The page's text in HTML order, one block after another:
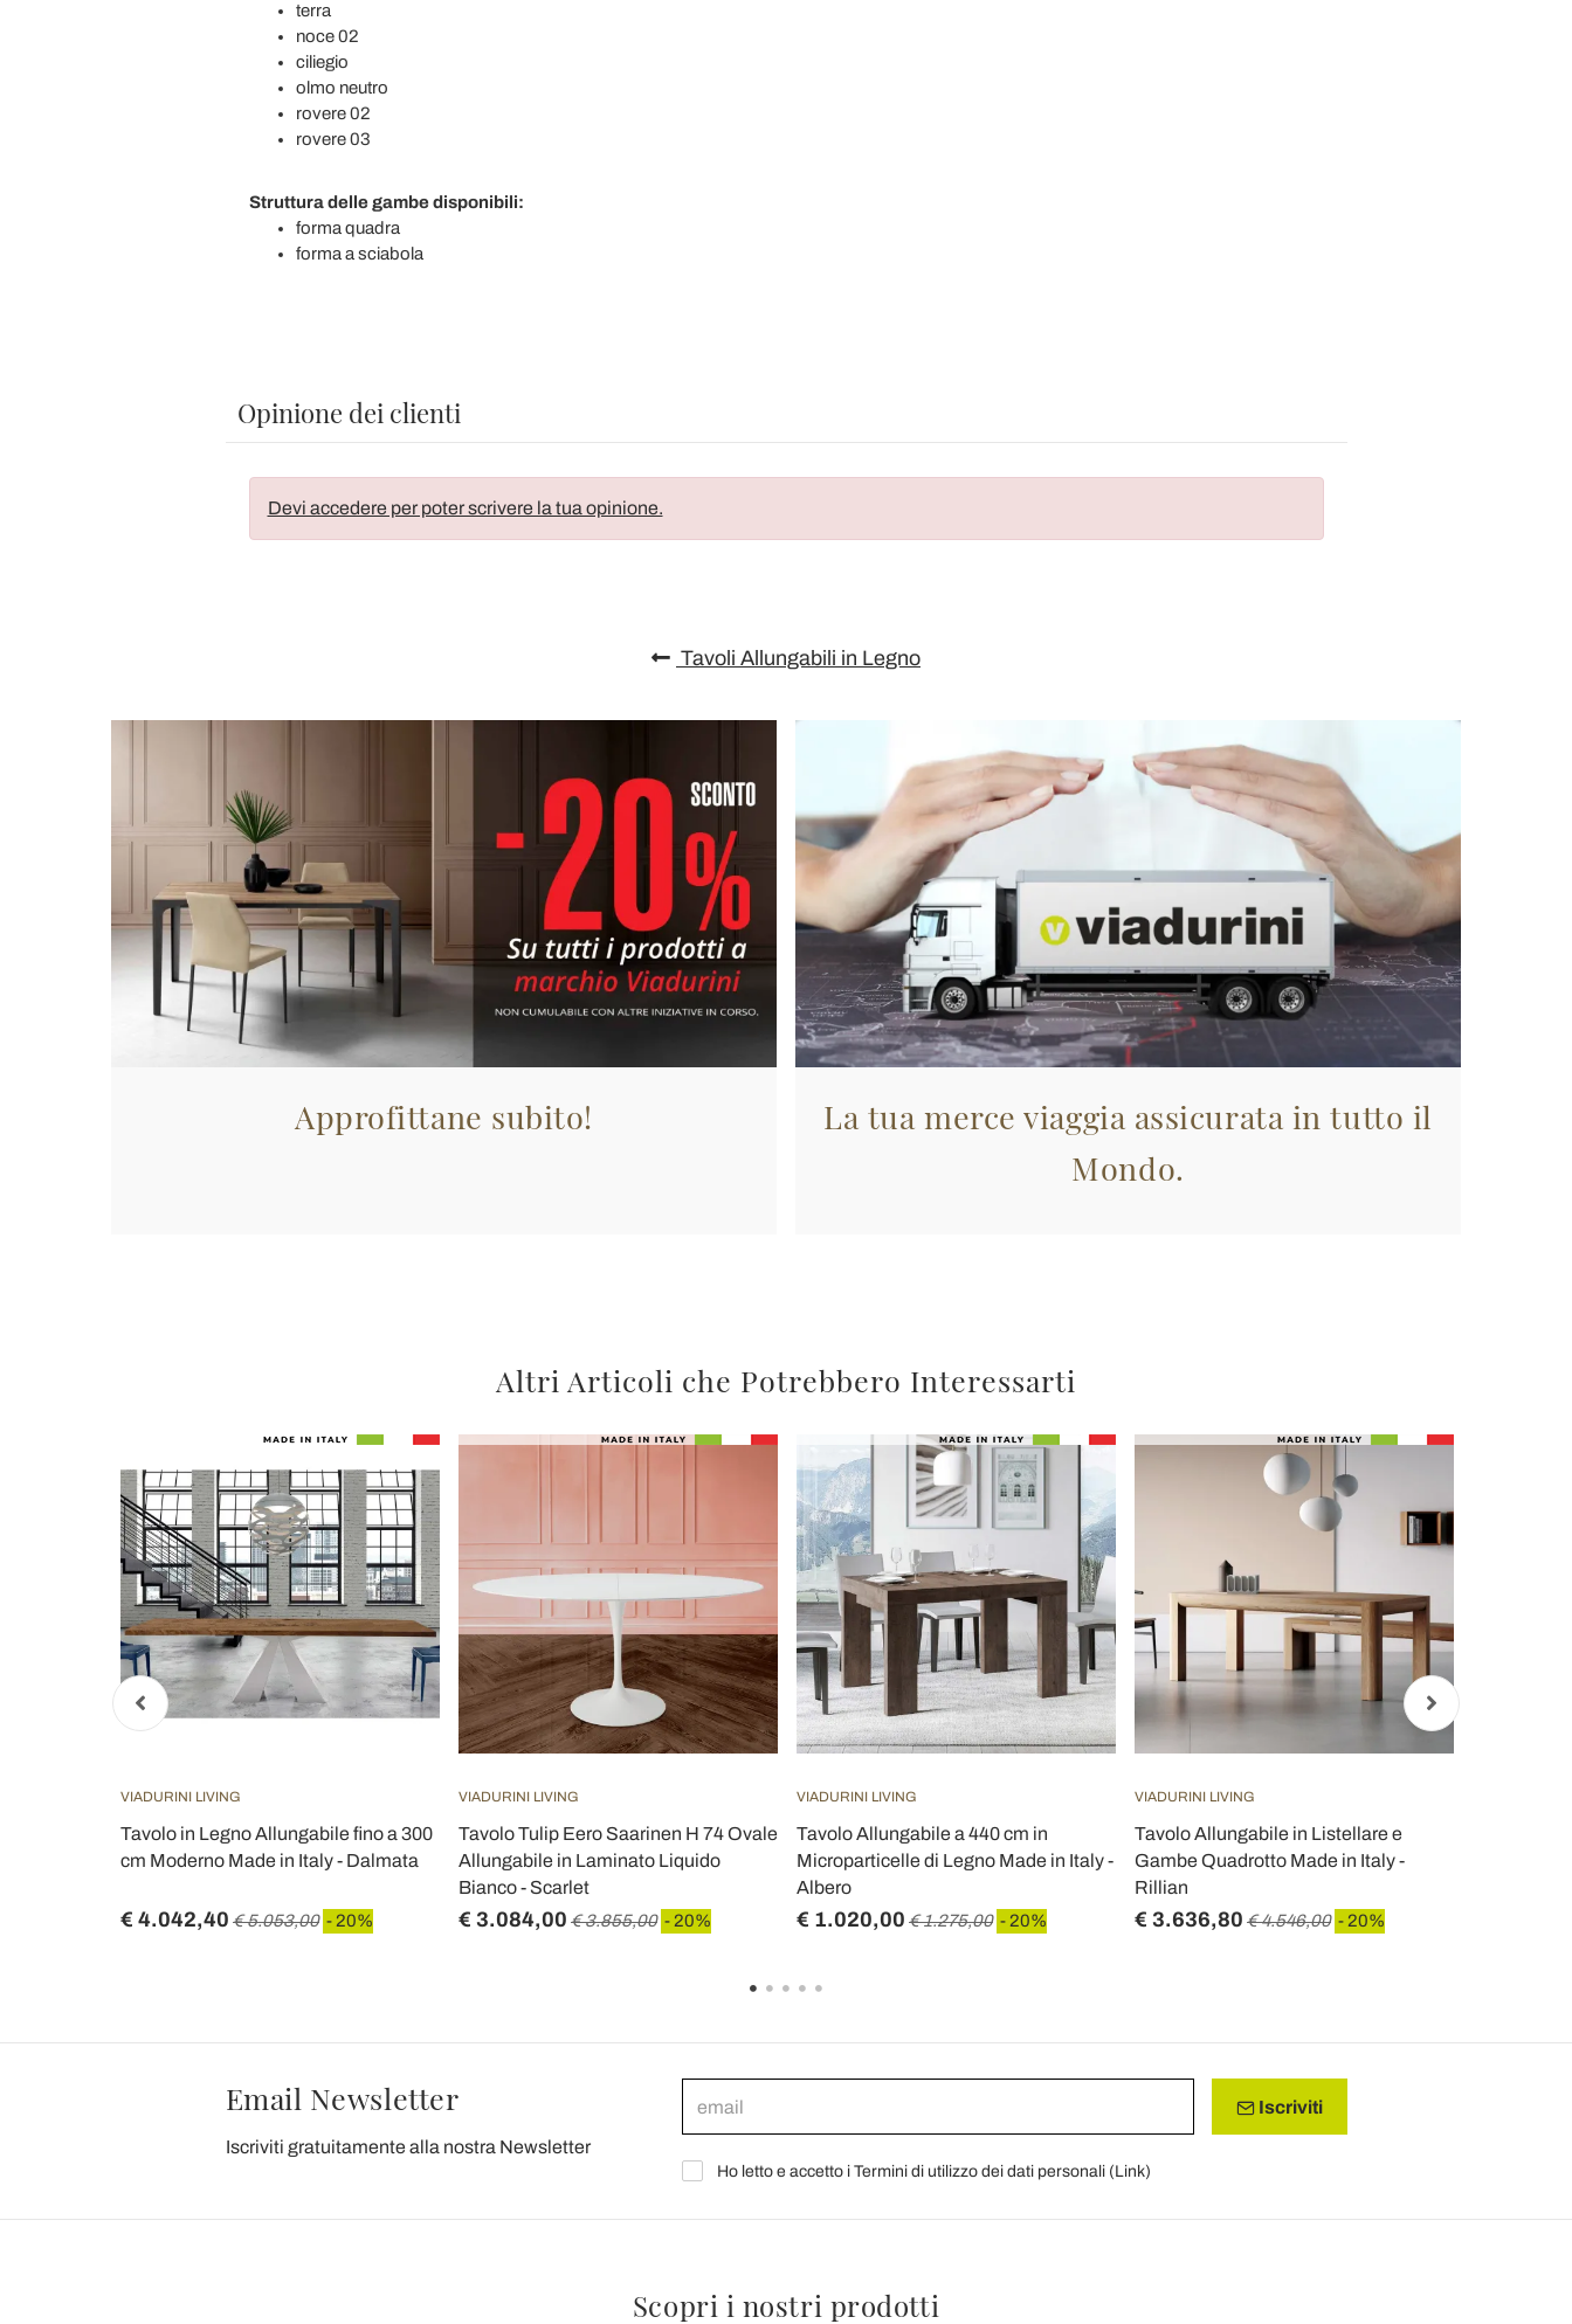
terra
noce 02
ciliegio
olmo neutro
rovere 02
rovere 03
Struttura delle gambe disponibili:
forma quadra
forma a sciabola
Opinione dei clienti
Devi accedere per poter scrivere la tua opinione.
Tavoli Allungabili in Legno
Approfittane subito!
La tua merce viaggia assicurata in tutto il
Mondo.
Altri Articoli che Potrebbero Interessarti
VIADURINI LIVING
Tavolo in Legno Allungabile fino a 300
cm Moderno Made in Italy - Dalmata
€ 4.042,40 € 5.053,00 - 20%
VIADURINI LIVING
Tavolo Tulip Eero Saarinen H 74 Ovale
Allungabile in Laminato Liquido
Bianco - Scarlet
€ 3.084,00 € 3.855,00 - 20%
VIADURINI LIVING
Tavolo Allungabile a 440 cm in
Microparticelle di Legno Made in Italy -
Albero
€ 1.020,00 € 1.275,00 - 20%
VIADURINI LIVING
Tavolo Allungabile in Listellare e
Gambe Quadrotto Made in Italy -
Rillian
€ 3.636,80 € 4.546,00 - 20%
Email Newsletter
Iscriviti gratuitamente alla nostra Newsletter
Iscriviti
Ho letto e accetto i Termini di utilizzo dei dati personali (Link)
Scopri i nostri prodotti